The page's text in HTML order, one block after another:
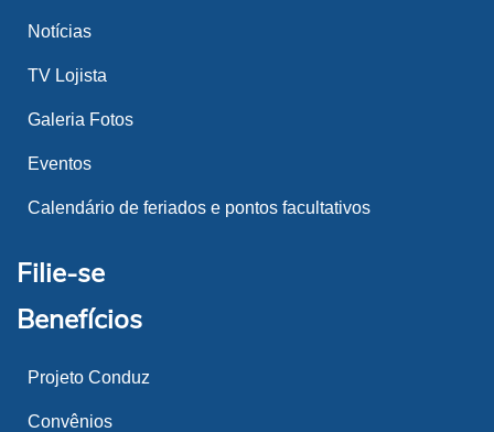
Notícias
TV Lojista
Galeria Fotos
Eventos
Calendário de feriados e pontos facultativos
Filie-se
Benefícios
Projeto Conduz
Convênios